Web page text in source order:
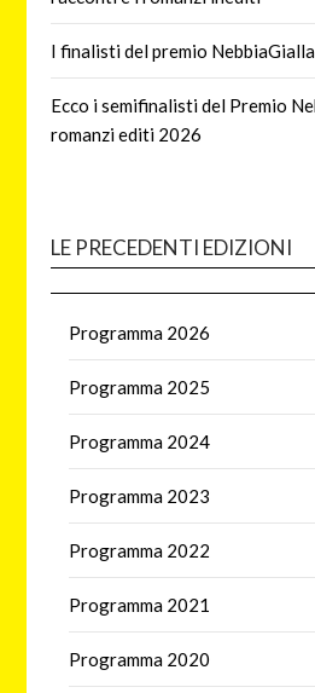
I finalisti del premio
Ecco i semifinalisti del Premio
romanzi editi 2026
LE PRECEDENTI EDIZIONI
Programma 2026
Programma 2025
Programma 2024
Programma 2023
Programma 2022
Programma 2021
Programma 2020